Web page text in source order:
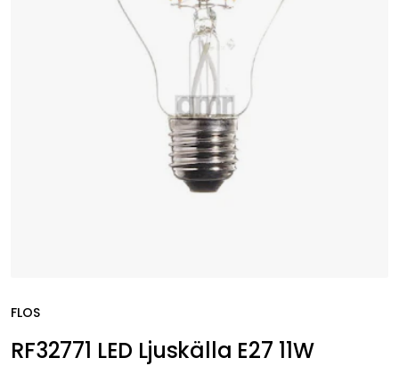
FLOS
RF32771 LED Ljuskälla E27 11W